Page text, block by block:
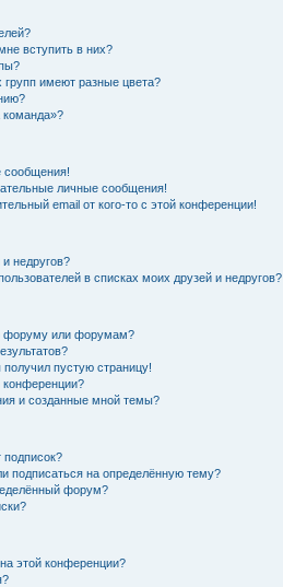
вступить в них?
имеют разные цвета?
сообщения!
личные сообщения!
email от кого-то с этой конференции!
недругов?
в списках моих друзей и недругов?
форуму или форумам?
получил пустую страницу!
конференции?
и созданные мной темы?
подписок?
подписаться на определённую тему?
форум?
этой конференции?